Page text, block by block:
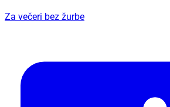
Za večeri bez žurbe